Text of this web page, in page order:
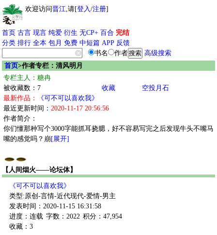
欢迎访问晋江,请[登入/注册]
首页 古言 现言 纯爱 衍生 无CP+ 百合 完结
分类 排行 全本 包月 免费 中短篇 APP 反馈
书名
作者
高级搜索
首页>作者专栏：清风明月
专栏主人：糖冉
被收藏数：7
收藏
空投月石
最新作品：
《可不可以喜欢我》
最近更新时间： 2020-11-17 20:56:56
作者简介：
你们懂那种写个3000字能抓耳挠腮，好不容易写完之后发现牛头不嘴马
嘴的感觉吗？崩 [展开]
【人间烟火——论坛体】
《可不可以喜欢我》
类型:原创-言情-近代现代-爱情-男主
发表时间：2020-11-15 16:31:58
进度：连载 字数：2022 积分：47,954
收藏：3